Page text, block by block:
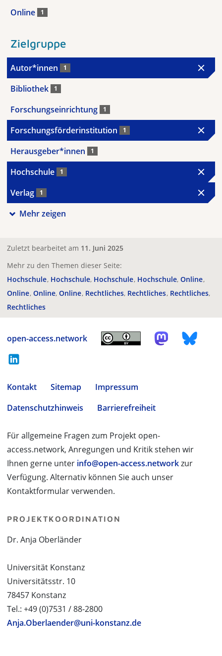
Online 1
Zielgruppe
Autor*innen 1
Bibliothek 1
Forschungseinrichtung 1
Forschungsförderinstitution 1
Herausgeber*innen 1
Hochschule 1
Verlag 1
Mehr zeigen
Zuletzt bearbeitet am 11. Juni 2025
Mehr zu den Themen dieser Seite:
Hochschule Hochschule Hochschule Hochschule Online
Online Online Online Rechtliches Rechtliches Rechtliches
Rechtliches
open-access.network
Kontakt Sitemap
Impressum
Datenschutzhinweis
Barrierefreiheit
Für allgemeine Fragen zum Projekt open-
access.network, Anregungen und Kritik stehen wir
Ihnen gerne unter info@open-access.networkzur
Verfügung. Alternativ können Sie auch unser
Kontaktformular verwenden.
PROJEKTKOORDINATION
Dr. Anja Oberländer
Universität Konstanz
Universitätsstr. 10
78457 Konstanz
Tel.: +49 (0)7531 / 88-2800
Anja.Oberlaender@uni-konstanz.de